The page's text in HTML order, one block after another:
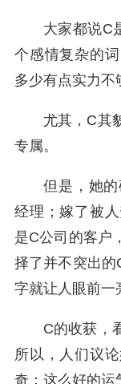
大家都说C
个感情复杂的
多少有点实力不
尤其，C其
专属。
但是，她
经理；嫁了被
是C公司的客户
择了并不突出的
字就让人眼前一
C的收获，
所以，人们议
奇：这么好的运